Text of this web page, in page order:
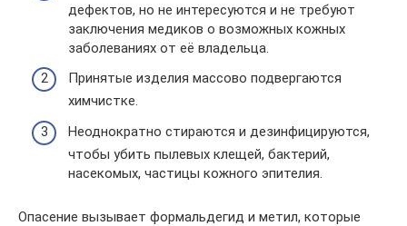
дефектов, но не интересуются и не требуют
заключения медиков о возможных кожных
заболеваниях от её владельца.
Принятые изделия массово подвергаются
химчистке.
Неоднократно стираются и дезинфицируются,
чтобы убить пылевых клещей, бактерий,
насекомых, частицы кожного эпителия.
Опасение вызывает формальдегид и метил, которые